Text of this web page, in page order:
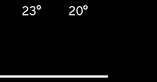
23° 20°